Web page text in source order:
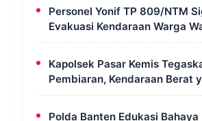
Personel Yonif TP 809/NTM
Evakuasi Kendaraan Warga
Terperosok ke Jurang
Kapolsek Pasar Kemis
Pembiaran, Kendaraan Berat
Bahu Jalan Langsung
Polda Banten Edukasi Bahaya